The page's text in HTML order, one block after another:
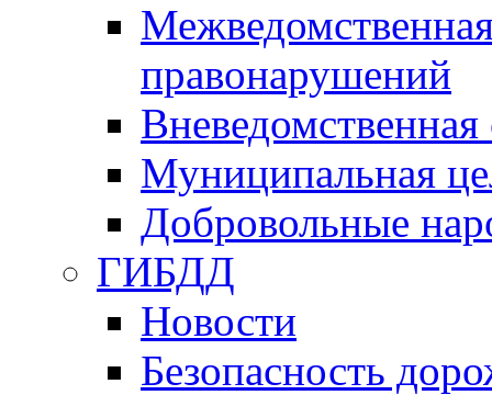
правонарушений
Вневедомственная
Муниципальная
Добровольные
ГИБДД
Новости
Безопасность